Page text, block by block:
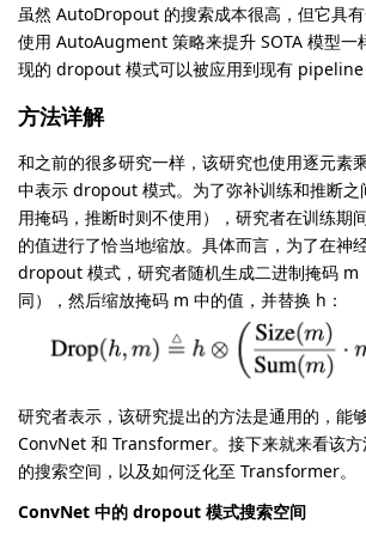
虽然 AutoDropout 的搜索成本很高，但它具
使用 AutoAugment 策略来提升 SOTA 模型
现的 dropout 模式可以被应用到现有 pipeline
方法详解
和之前的很多研究一样，该研究也使用逐元素
中表示 dropout 模式。为了弥补训练和推断之
用掩码，推断时则不使用），研究者在训练期
的值进行了恰当地缩放。具体而言，为了在神
dropout 模式，研究者随机生成二进制掩码 m
同），然后缩放掩码 m 中的值，并替换 h：
研究者表示，该研究提出的方法是通用的，能
ConvNet 和 Transformer。接下来就来看该
的搜索空间，以及如何泛化至 Transformer。
ConvNet 中的 dropout 模式搜索空间